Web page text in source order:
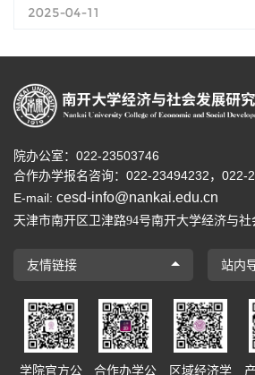
2025-04-11
院办公室：022-23503746
合作办学报名咨询： 022-23494232， 022-
E-mail: cesd-info@nankai.edu.cn
天津市南开区卫津路94号南开大学经济与
友情链接 站内
学院官方公 合作办学公 区域经济学